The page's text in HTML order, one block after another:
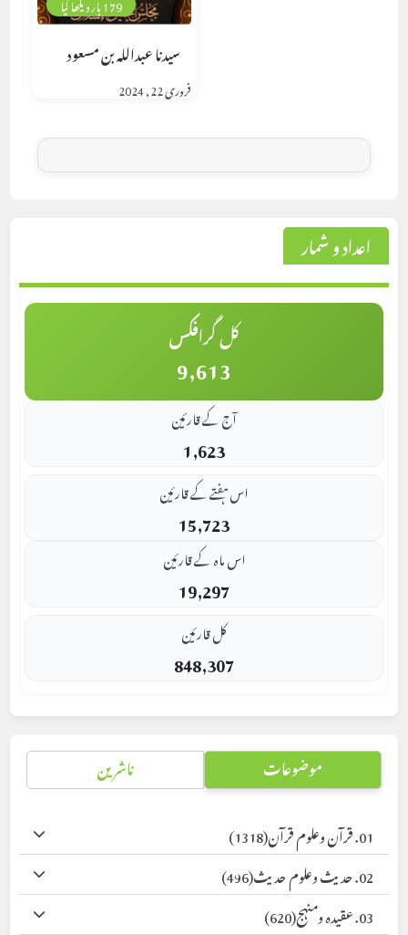
سیدنا عبداللہ بن مسعود
فروری 22, 2024
اعداد و شمار
کل گرافکس
9,613
آج کے قارئین
1,623
اس ہفتے کے قارئین
15,723
اس ماہ کے قارئین
19,297
کل قارئین
848,307
موضوعات ناشرین
01. قرآن وعلوم قرآن
(1318)
02. حدیث وعلوم حدیث
(496)
03. عقیدہ ومنہج
(620)